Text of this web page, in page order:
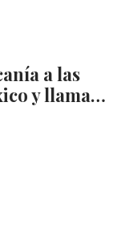
a las
y llama…